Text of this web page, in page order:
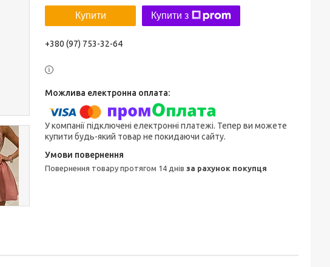
Купити Купити з
+380 (97) 753-32-64
У компанії підключені електронні платежі. Тепер ви можете
купити будь-який товар не покидаючи сайту.
повернення товару протягом 14 днів за рахунок покупця